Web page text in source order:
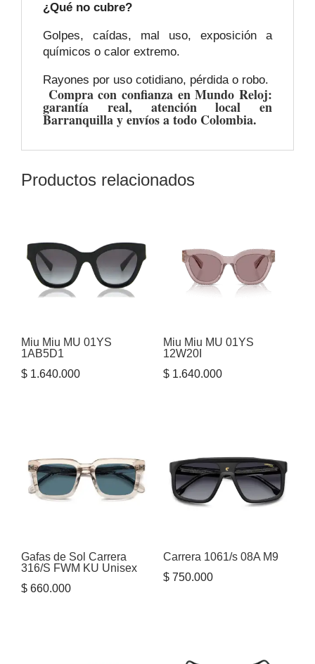
¿Qué no cubre?
Golpes, caídas, mal uso, exposición a
químicos o calor extremo.
Rayones por uso cotidiano, pérdida o robo.
Compra con confianza en Mundo Reloj:
garantía real, atención local en
Barranquilla y envíos a todo Colombia.
Productos relacionados
Miu Miu MU 01YS
1AB5D1
$ 1.640.000
Miu Miu MU 01YS
12W20I
$1.640.000
Gafas de Sol Carrera
316/S FWM KU Unisex
$ 660.000
Carrera 1061/s 08A M9
$750.000